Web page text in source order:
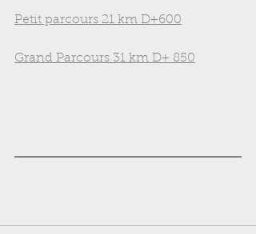
Petit parcours 21 km D+600
Grand Parcours 31 km D+ 850